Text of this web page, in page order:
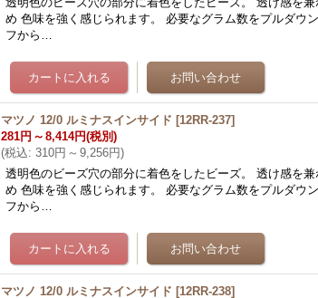
め 色味を強く感じられます。 必要なグラム数をプルダウ
フから…
マツノ 12/0 ルミナスインサイド [12RR-237]
281円 ～ 8,414円(税別)
(税込: 310円 ～ 9,256円)
透明色のビーズ穴の部分に着色をしたビーズ。 透け感を
め 色味を強く感じられます。 必要なグラム数をプルダウ
フから…
マツノ 12/0 ルミナスインサイド [12RR-238]